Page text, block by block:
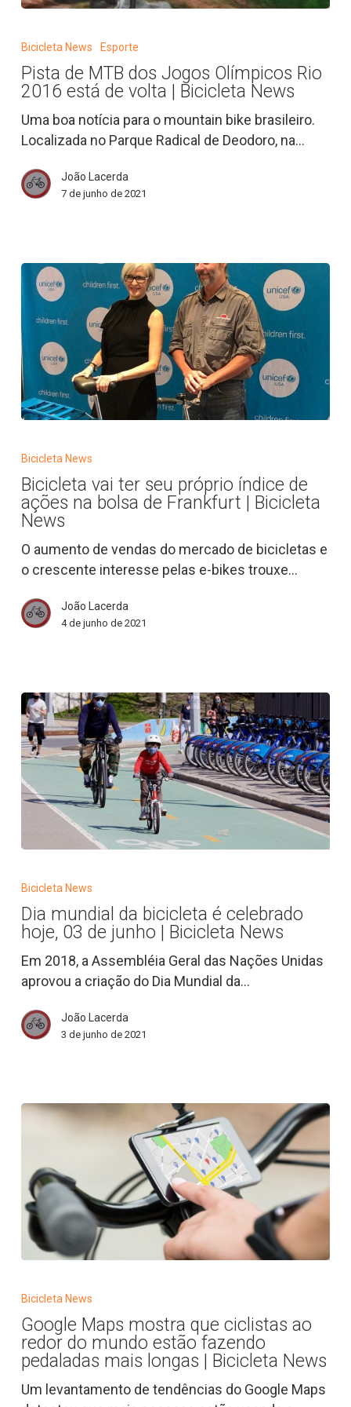
de
dos
Jogos
Olímpicos
Rio
está
de
Bicicleta
News
Bicicleta News Esporte
Pista de MTB dos Jogos Olímpicos Rio
2016 está de volta | Bicicleta News
Uma boa notícia para o mountain bike brasileiro.
Localizada no Parque Radical de Deodoro, na…
João Lacerda
7 de junho de 2021
seu
próprio
índice
de
ações
bolsa
de
Bicicleta
News
Bicicleta News
Bicicleta vai ter seu próprio índice de
ações na bolsa de Frankfurt | Bicicleta
News
O aumento de vendas do mercado de bicicletas e
o crescente interesse pelas e-bikes trouxe…
João Lacerda
4 de junho de 2021
bicicleta
é
celebrado
hoje,
de
junho
News
Bicicleta News
Dia mundial da bicicleta é celebrado
hoje, 03 de junho | Bicicleta News
Em 2018, a Assembléia Geral das Nações Unidas
aprovou a criação do Dia Mundial da…
João Lacerda
3 de junho de 2021
que
ciclistas
ao
redor
Bicicleta News
Google Maps mostra que ciclistas ao
redor do mundo estão fazendo
pedaladas mais longas | Bicicleta News
Um levantamento de tendências do Google Maps